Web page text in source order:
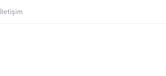
İletişim